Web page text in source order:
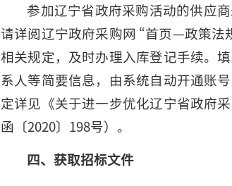
参加辽宁省政府采购活动的供应
请详阅辽宁政府采购网 “首页—政策法
相关规定，及时办理入库登记手续。
系人等简要信息，由系统自动开通账
定详见《关于进一步优化辽宁省政府
函〔2020〕198号）。
四、获取招标文件